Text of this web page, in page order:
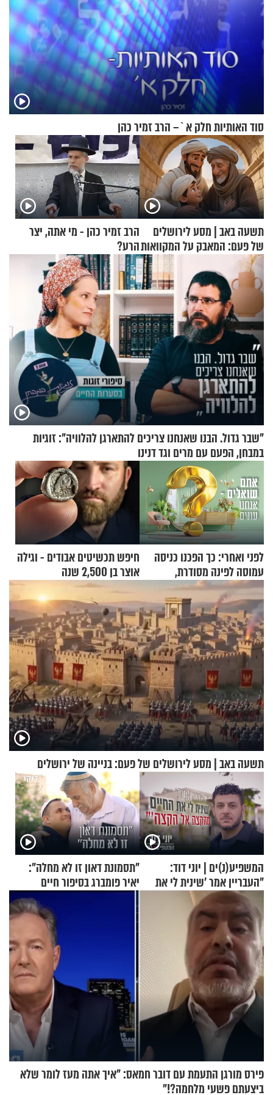
סוד האותיות חלק א`– הרב זמיר כהן
תשעה באב | מסע לירושלים
של פעם: המאבק על המקוואות
הרב זמיר כהן - מי אתה, יצר
הרע?
"שבר גדול. הבנו שאנחנו צריכים להתארגן להלוויה": זוגיות
במבחן, הפעם עם מרים וגד דנינו
לפני ואחרי: כך הפכנו כניסה
עמוסה לפינה מסודרת,
שימושית ומזמינה
חיפש תכשיטים אבודים - וגילה
אוצר בן 2,500 שנה
תשעה באב | מסע לירושלים של פעם: בניינה של ירושלים
המשפיע(נ)ים | יוני דוד:
"העבריין אמר 'שינית לי את
החיים מהקצה אל הקצה'"
"תסמונת דאון זו לא מחלה":
יאיר פומברג בסיפור חיים
מעורר השראה
פירס מורגן התעמת עם דובר חמאס: "איך אתה מעז לומר שלא
ביצעתם פשעי מלחמה?!"